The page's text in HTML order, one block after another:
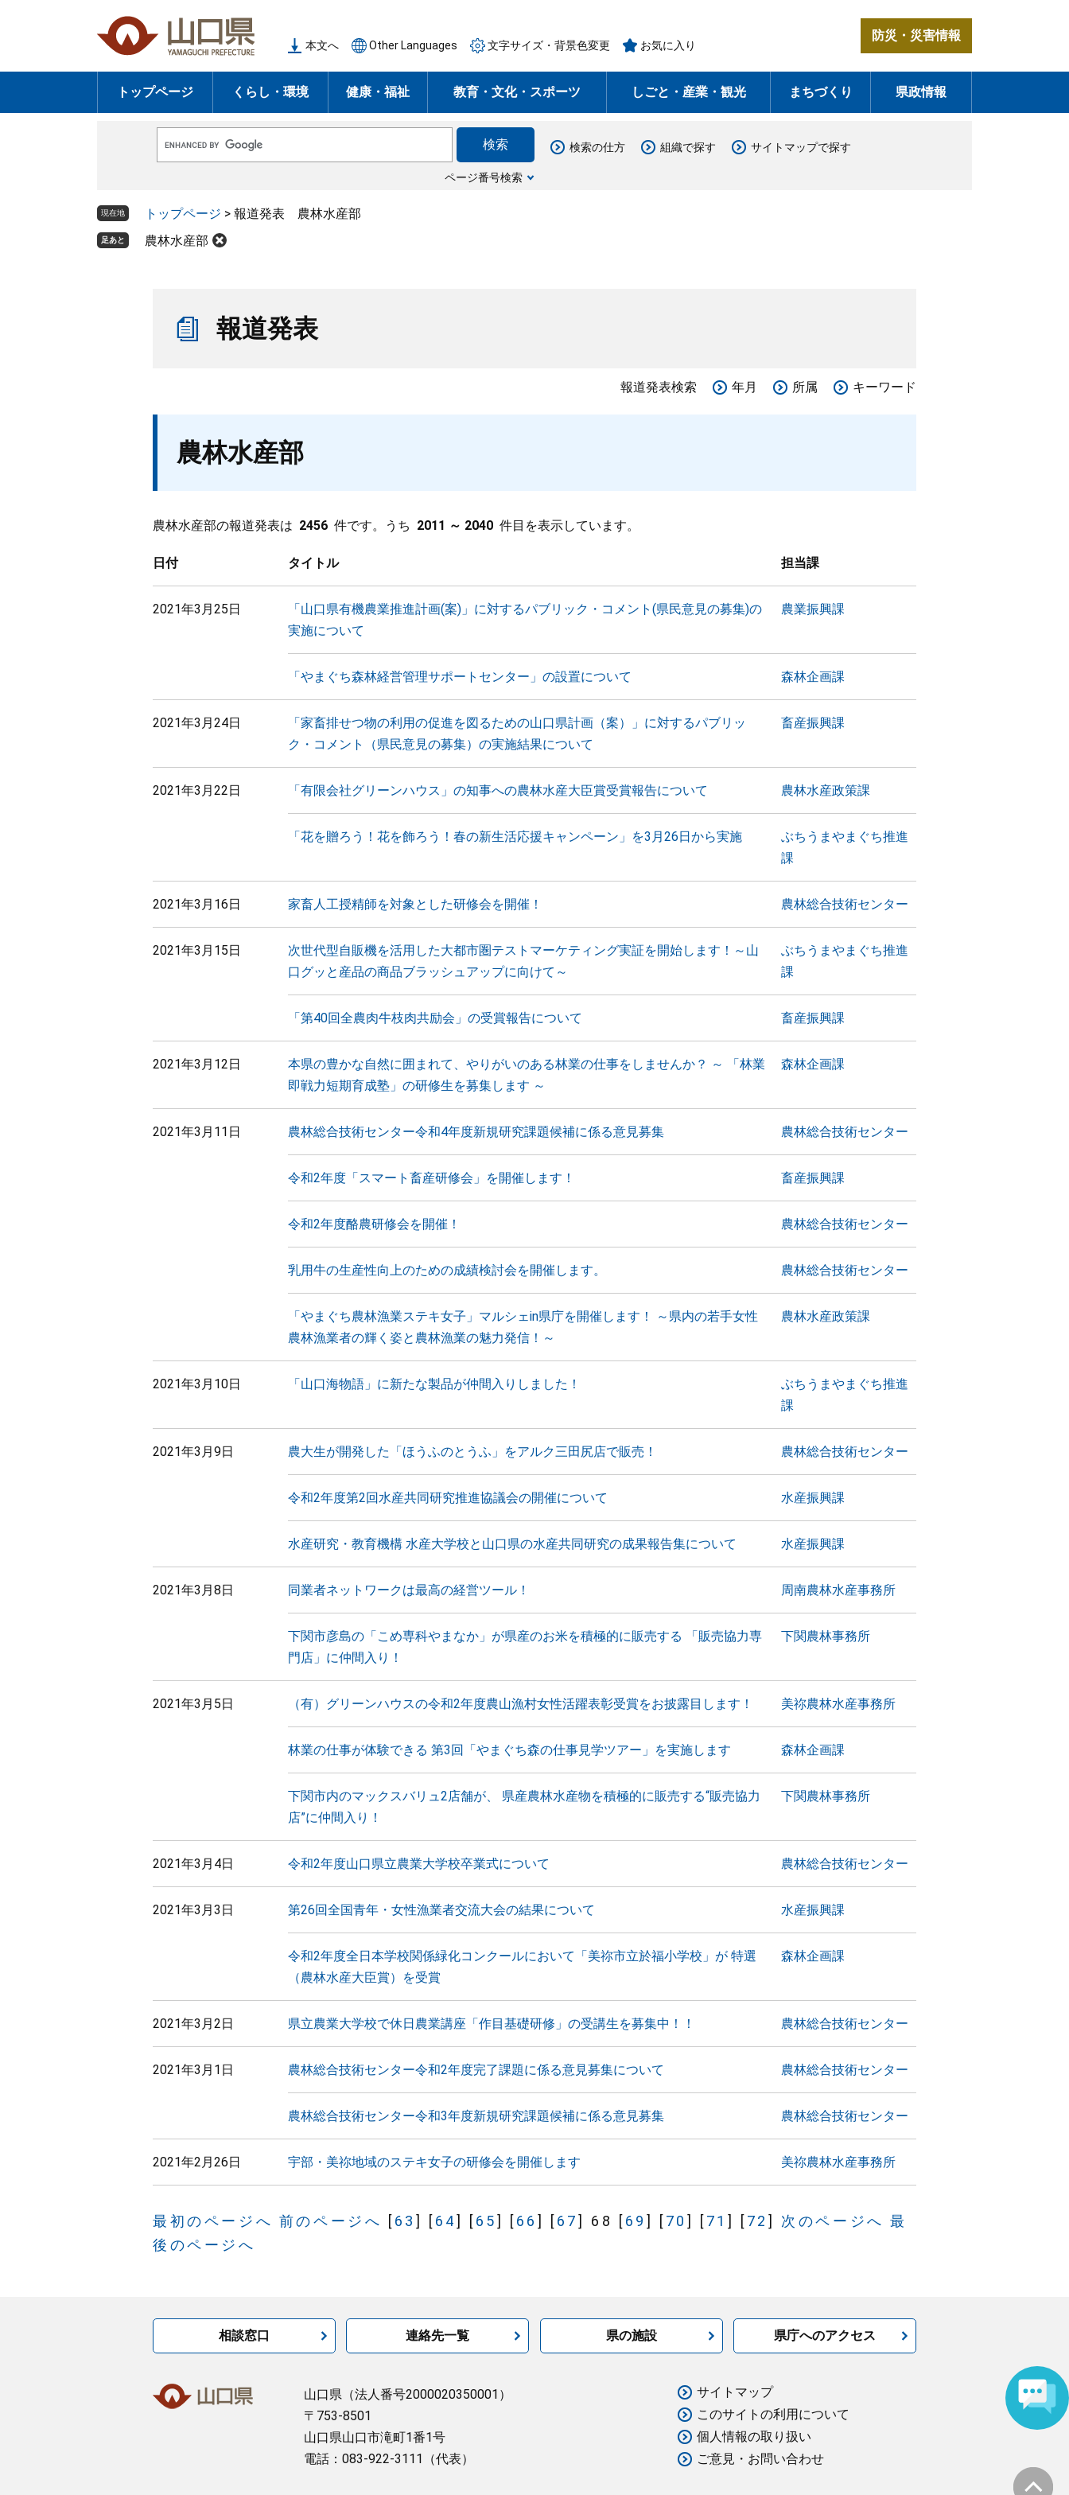
の
頭
ー
飛
本文へ Other Languages 文字サイズ・背景色変更 お気に入り
防災・災害情報
トップページ くらし・環境 健康・福祉 教育・文化・スポーツ しごと・産業・観光 まちづくり 県政情報
o
e
ス
タ
ページ番号検索
検索の仕方 組織で探す サイトマップで探す
現在地 トップページ > 報道発表 農林水産部
足あと 農林水産部
報道発表
報道発表検索 年月 所属 キーワード
農林水産部
農林水産部の報道発表は 2456 件です。うち 2011 ～ 2040 件目を表示しています。
日付 タイトル 担当課
2021年3月25日
「山口県有機農業推進計画(案)」に対するパブリック・コメント(県民意見の募集)の
実施について
農業振興課
「やまぐち森林経営管理サポートセンター」の設置について 森林企画課
2021年3月24日
「家畜排せつ物の利用の促進を図るための山口県計画（案）」に対するパブリッ
ク・コメント（県民意見の募集）の実施結果について
畜産振興課
2021年3月22日 「有限会社グリーンハウス」の知事への農林水産大臣賞受賞報告について 農林水産政策課
「花を贈ろう！花を飾ろう！春の新生活応援キャンペーン」を3月26日から実施
ぶちうまやまぐち推進
課
2021年3月16日 家畜人工授精師を対象とした研修会を開催！ 農林総合技術センター
2021年3月15日
次世代型自販機を活用した大都市圏テストマーケティング実証を開始します！～山
口グッと産品の商品ブラッシュアップに向けて～
ぶちうまやまぐち推進
課
「第40回全農肉牛枝肉共励会」の受賞報告について 畜産振興課
2021年3月12日
本県の豊かな自然に囲まれて、やりがいのある林業の仕事をしませんか？ ～ 「林業
即戦力短期育成塾」の研修生を募集します ～
森林企画課
2021年3月11日 農林総合技術センター令和4年度新規研究課題候補に係る意見募集 農林総合技術センター
令和2年度「スマート畜産研修会」を開催します！ 畜産振興課
令和2年度酪農研修会を開催！ 農林総合技術センター
乳用牛の生産性向上のための成績検討会を開催します。 農林総合技術センター
「やまぐち農林漁業ステキ女子」マルシェin県庁を開催します！ ～県内の若手女性
農林漁業者の輝く姿と農林漁業の魅力発信！～
農林水産政策課
2021年3月10日 「山口海物語」に新たな製品が仲間入りしました！
ぶちうまやまぐち推進
課
2021年3月9日 農大生が開発した「ほうふのとうふ」をアルク三田尻店で販売！ 農林総合技術センター
令和2年度第2回水産共同研究推進協議会の開催について 水産振興課
水産研究・教育機構 水産大学校と山口県の水産共同研究の成果報告集について 水産振興課
2021年3月8日 同業者ネットワークは最高の経営ツール！ 周南農林水産事務所
下関市彦島の「こめ専科やまなか」が県産のお米を積極的に販売する 「販売協力専
門店」に仲間入り！
下関農林事務所
2021年3月5日 （有）グリーンハウスの令和2年度農山漁村女性活躍表彰受賞をお披露目します！ 美祢農林水産事務所
林業の仕事が体験できる 第3回「やまぐち森の仕事見学ツアー」を実施します 森林企画課
下関市内のマックスバリュ2店舗が、 県産農林水産物を積極的に販売する“販売協力
店”に仲間入り！
下関農林事務所
2021年3月4日 令和2年度山口県立農業大学校卒業式について 農林総合技術センター
2021年3月3日 第26回全国青年・女性漁業者交流大会の結果について 水産振興課
令和2年度全日本学校関係緑化コンクールにおいて「美祢市立於福小学校」が 特選
（農林水産大臣賞）を受賞
森林企画課
2021年3月2日 県立農業大学校で休日農業講座「作目基礎研修」の受講生を募集中！！ 農林総合技術センター
2021年3月1日 農林総合技術センター令和2年度完了課題に係る意見募集について 農林総合技術センター
農林総合技術センター令和3年度新規研究課題候補に係る意見募集 農林総合技術センター
2021年2月26日 宇部・美祢地域のステキ女子の研修会を開催します 美祢農林水産事務所
最初のページへ 前のページへ [ 63 ] [ 64] [ 65] [ 66 ] [ 67] 68 [ 69 ] [ 70 ] [ 71 ] [ 72 ] 次のページへ 最
後のページへ
相談窓口 連絡先一覧 県の施設 県庁へのアクセス
山口県 （法人番号2000020350001）
〒753-8501
山口県山口市滝町1番1号
電話：083-922-3111（代表）
サイトマップ
このサイトの利用について
個人情報の取り扱い
ご意見・お問い合わせ